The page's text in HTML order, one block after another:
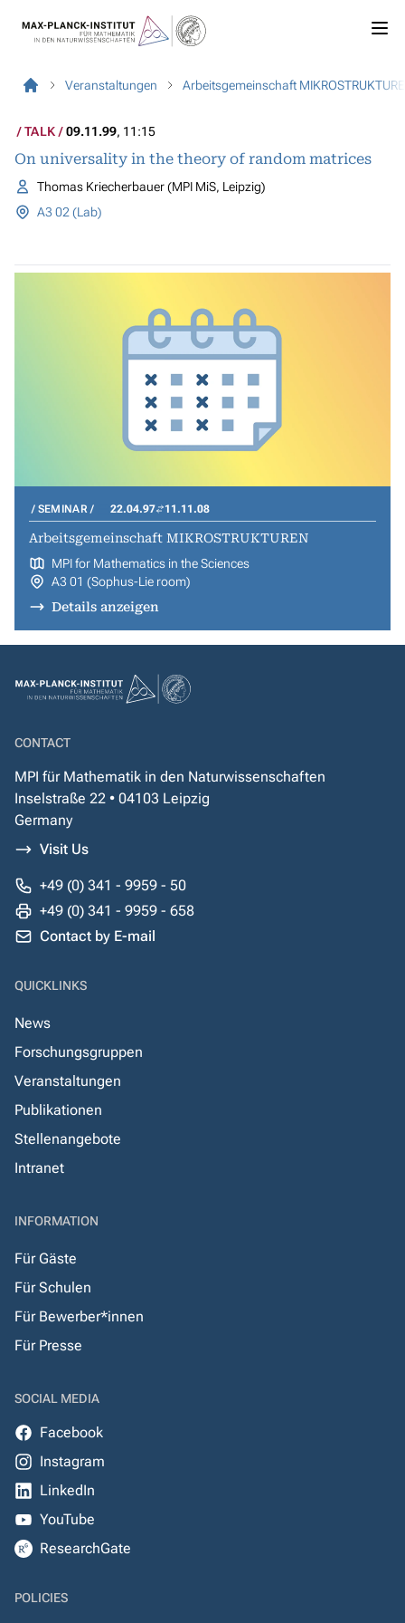
Veranstaltungen Arbeitsgemeinschaft
TALK 09.11.99, 11:15
On universality in the theory of random matrices
Thomas Kriecherbauer (MPI MiS, Leipzig)
A3 02 (Lab)
SEMINAR 22.04.97 11.11.08
Arbeitsgemeinschaft MIKROSTRUKTUREN
MPI for Mathematics in the Sciences
A3 01 (Sophus-Lie room)
Details anzeigen
CONTACT
MPI für Mathematik in den Naturwissenschaften
Inselstraße 22 • 04103 Leipzig
Germany
Visit Us
+49 (0) 341 - 9959 - 50
+49 (0) 341 - 9959 - 658
Contact by E-mail
QUICKLINKS
News
Forschungsgruppen
Veranstaltungen
Publikationen
Stellenangebote
Intranet
INFORMATION
Für Gäste
Für Schulen
Für Bewerber*innen
Für Presse
SOCIAL MEDIA
Facebook
Instagram
LinkedIn
YouTube
ResearchGate
POLICIES